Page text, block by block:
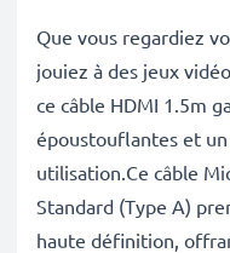
Que vous regardiez
jouiez à des jeux
ce câble HDMI 1.5m
époustouflantes et
utilisation.Ce câble
Standard (Type A)
haute définition,